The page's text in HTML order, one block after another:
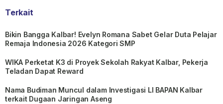
Terkait
Bikin Bangga Kalbar! Evelyn Romana Sabet Gelar Duta Pelajar
Remaja Indonesia 2026 Kategori SMP
WIKA Perketat K3 di Proyek Sekolah Rakyat Kalbar, Pekerja
Teladan Dapat Reward
Nama Budiman Muncul dalam Investigasi LI BAPAN Kalbar
terkait Dugaan Jaringan Aseng